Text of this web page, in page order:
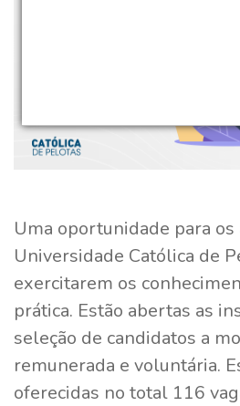
Uma oportunidade para os
Universidade Católica de
exercitarem os
prática. Estão abertas as
seleção de candidatos a
remunerada e voluntária.
oferecidas no total 116